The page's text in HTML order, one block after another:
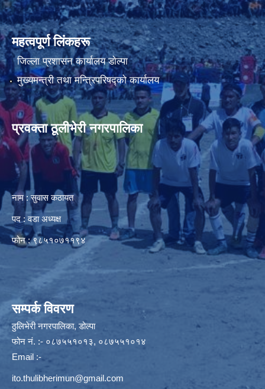
महत्वपूर्ण लिंकहरू
जिल्ला प्रशासन कार्यालय डाेल्पा
मुख्यमन्त्री तथा मन्त्रिपरिषद्को कार्यालय
प्रवक्ता ठूलीभेरी नगरपालिका
नाम : सुवास कठायत
पद : वडा अध्यक्ष
फोन : ९८५१०७११९४
सम्पर्क विवरण
ठुलिभेरी नगरपालिका, डोल्पा
फोन नं. :- ०८७५५१०१३, ०८७५५१०१४
Email :-
ito.thulibherimun@gmail.com